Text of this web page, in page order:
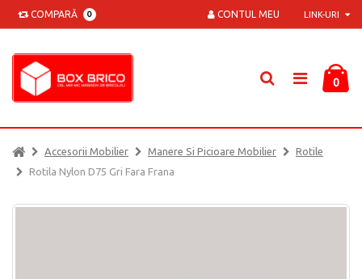
COMPARĂ 0 LINK-URI
CONTUL MEU
0
Accesorii Mobilier Manere Si Picioare Mobilier
Rotile
Rotila Nylon D75 Gri Fara Frana